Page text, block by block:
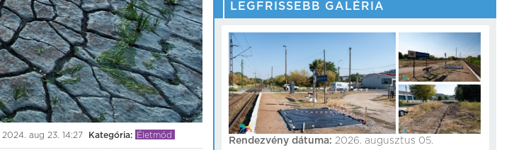
2024. aug 23. 14:27 Kategória: Életmód
LEGFRISSEBB GALÉRIA
Rendezvény dátuma: 2026. augusztus 05.